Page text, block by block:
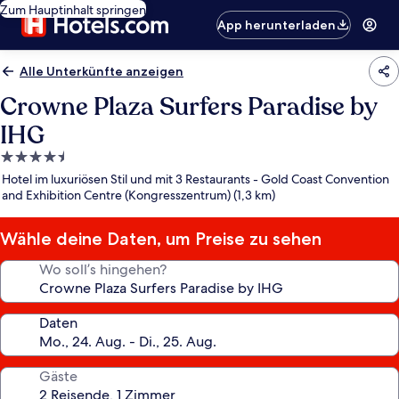
Zum Hauptinhalt springen
App herunterladen
Alle Unterkünfte anzeigen
Crowne Plaza Surfers Paradise by
IHG
4.5-
Sterne-
Unterkunft
Hotel im luxuriösen Stil und mit 3 Restaurants - Gold Coast Convention
and Exhibition Centre (Kongresszentrum) (1,3 km)
Wähle deine Daten, um Preise zu sehen
Wo soll’s hingehen?
Daten
Gäste